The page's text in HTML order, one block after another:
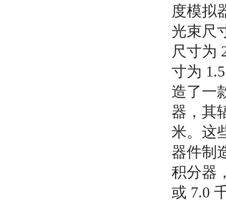
度模拟
光束尺
尺寸为
寸为
造了一
器，其
米。这
器件制
积分器
或 7.0